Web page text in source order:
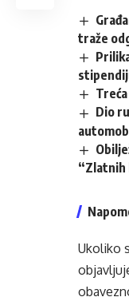
traže
Dio
“Zlatnih
Ukoliko